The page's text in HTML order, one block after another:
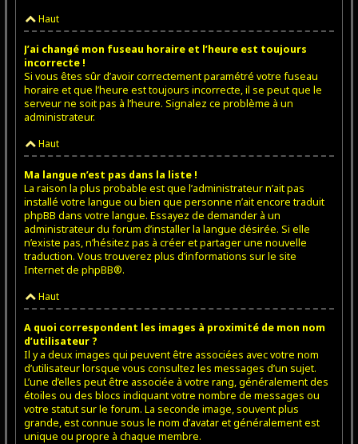
Haut
J’ai changé mon fuseau horaire et l’heure est toujours
incorrecte !
Si vous êtes sûr d’avoir correctement paramétré votre fuseau
horaire et que l’heure est toujours incorrecte, il se peut que le
serveur ne soit pas à l’heure. Signalez ce problème à un
administrateur.
Haut
Ma langue n’est pas dans la liste !
La raison la plus probable est que l’administrateur n’ait pas
installé votre langue ou bien que personne n’ait encore traduit
phpBB dans votre langue. Essayez de demander à un
administrateur du forum d’installer la langue désirée. Si elle
n’existe pas, n’hésitez pas à créer et partager une nouvelle
traduction. Vous trouverez plus d’informations sur le site
Internet de phpBB®.
Haut
A quoi correspondent les images à proximité de mon nom
d’utilisateur ?
Il y a deux images qui peuvent être associées avec votre nom
d’utilisateur lorsque vous consultez les messages d’un sujet.
L’une d’elles peut être associée à votre rang, généralement des
étoiles ou des blocs indiquant votre nombre de messages ou
votre statut sur le forum. La seconde image, souvent plus
grande, est connue sous le nom d’avatar et généralement est
unique ou propre à chaque membre.